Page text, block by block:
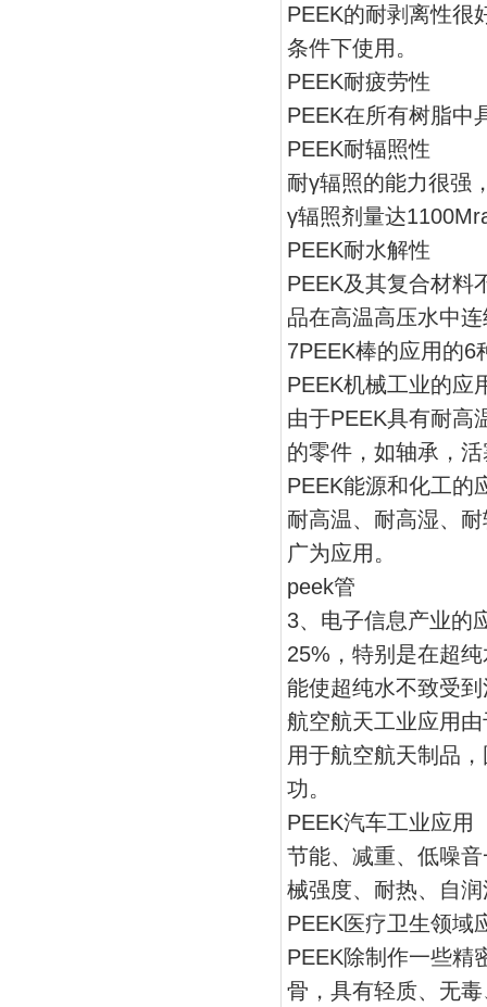
PEEK的耐剥离性很
条件下使用。
PEEK耐疲劳性
PEEK在所有树脂中
PEEK耐辐照性
耐γ辐照的能力很强
γ辐照剂量达
PEEK耐水解性
PEEK及其复合材料
品在高温高压水中
7PEEK棒的应用的6
PEEK机械工业的应
由于PEEK具有耐高
的零件，如轴承，
PEEK能源和化工的
耐高温、耐高湿、
广为应用。
peek管
3、电子信息产业的
25%，特别是在超
能使超纯水不致受
航空航天工业应用
用于航空航天制品
功。
PEEK汽车工业应用
节能、减重、低噪
械强度、耐热、自
PEEK医疗卫生领域
PEEK除制作一些精
骨，具有轻质、无